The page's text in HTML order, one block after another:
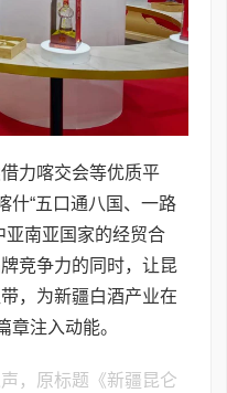
力喀交会等优质平
什“五口通八国、一路
亚南亚国家的经贸合
竞争力的同时，让昆
，为新疆白酒产业在
章注入动能。
，原标题《新疆昆仑